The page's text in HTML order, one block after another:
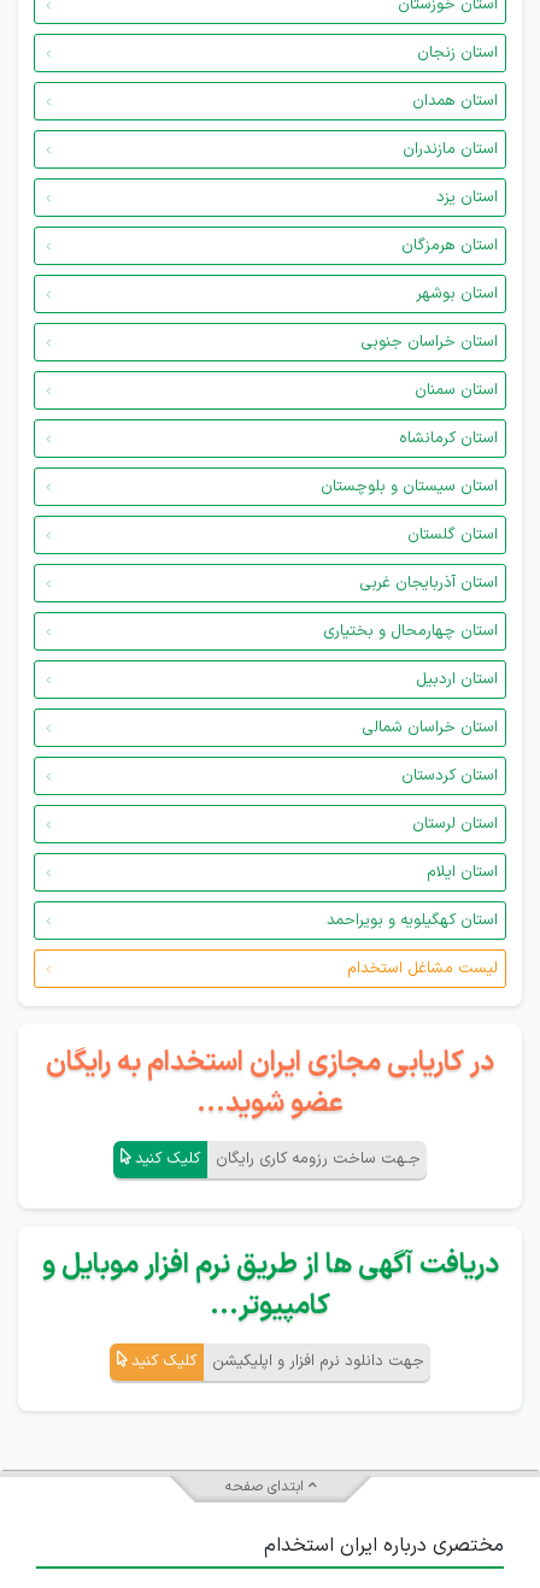
استان خوزستان
استان زنجان
استان همدان
استان مازندران
استان یزد
استان هرمزگان
استان بوشهر
استان خراسان جنوبی
استان سمنان
استان کرمانشاه
استان سیستان و بلوچستان
استان گلستان
استان آذربایجان غربی
استان چهارمحال و بختیاری
استان اردبیل
استان خراسان شمالی
استان کردستان
استان لرستان
استان ایلام
استان کهگیلویه و بویراحمد
لیست مشاغل استخدام
در کاریابی مجازی ایران استخدام به رایگان
عضو شوید...
جـهت ساخت رزومه کاری رایگان کلیک کنید
دریافت آگهی ها از طریق نرم افزار موبایل و
کامپیوتر...
جهت دانلود نرم افزار و اپلیکیشن کلیک کنید
ابتدای صفحه
مختصری درباره ایران استخدام